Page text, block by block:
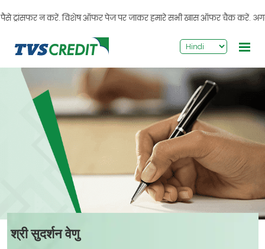
न करें. विशेष ऑफर पेज पर जाकर हमारे सभी खास ऑफर चैक करें. अगर
श्री सुदर्शन वेणु